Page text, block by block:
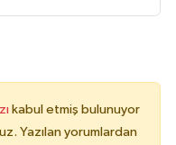
kabul etmiş bulunuyor
Yazılan yorumlardan